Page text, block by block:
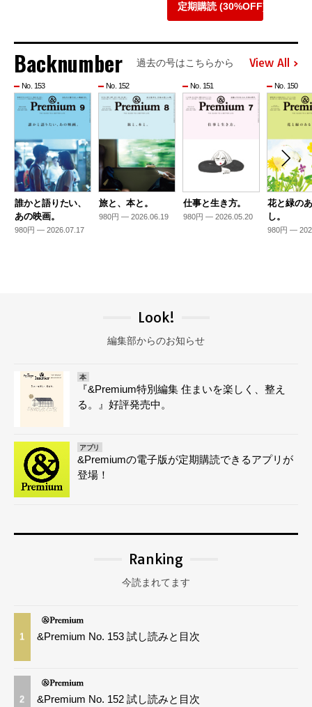
定期購読 (30%OFF)
Backnumber 過去の号はこちらから View All
No. 153
誰かと語りたい、
あの映画。
980円 — 2026.07.17
No. 152
旅と、本と。
980円 — 2026.06.19
No. 151
仕事と生き方。
980円 — 2026.05.20
No. 150
花と緑の
し。
980円 —
Look!
編集部からのお知らせ
本
『&Premium特別編集 住まいを楽しく、整え
る。』好評発売中。
アプリ
&Premiumの電子版が定期購読できるアプリが
登場！
Ranking
今読まれてます
1 &Premium No. 153 試し読みと目次
2 &Premium No. 152 試し読みと目次